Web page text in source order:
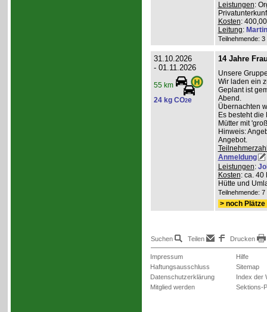
Leistungen:
Kosten:
Leitung:
Teilnehmende:
31.10.2026
- 01.11.2026
55 km
24 kg CO2e
14 Jahre
Unsere
Wir laden ein
Geplant ist
Abend.
Übernachten
Es besteht
Mütter mit
Hinweis:
Angebot.
Anmeldung
Leistungen:
Kosten: ca. 40
Hütte und
Teilnehmende:
> noch
Suchen Teilen Drucken
Impressum
Haftungsausschluss
Datenschutzerklärung
Mitglied werden
Hilfe
Sitemap
Index der
Sektions-